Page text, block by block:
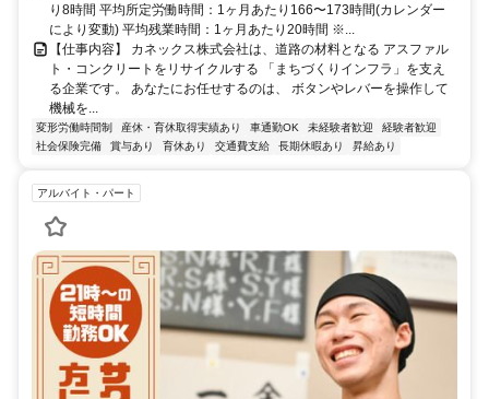
り8時間 平均所定労働時間：1ヶ月あたり166〜173時間(カレンダー
により変動) 平均残業時間：1ヶ月あたり20時間 ※...
【仕事内容】 カネックス株式会社は、道路の材料となる アスファル
ト・コンクリートをリサイクルする 「まちづくりインフラ」を支え
る企業です。 あなたにお任せするのは、 ボタンやレバーを操作して
機械を...
変形労働時間制 産休・育休取得実績あり 車通勤OK 未経験者歓迎
経験者歓迎
社会保険完備
賞与あり 育休あり 交通費支給 長期休暇あり 昇給あり
アルバイト・パート